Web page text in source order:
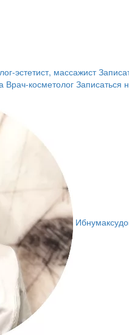
эстетист, массажист
Врач-косметолог Записаться